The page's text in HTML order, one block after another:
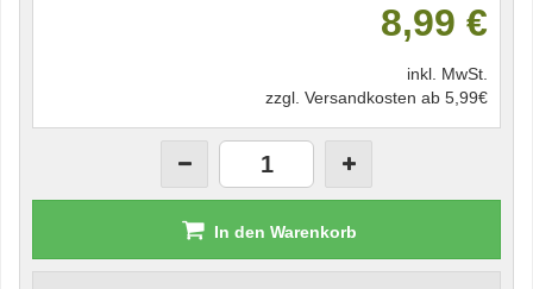
8,99 €
inkl. MwSt.
zzgl. Versandkosten ab 5,99€
In den Warenkorb